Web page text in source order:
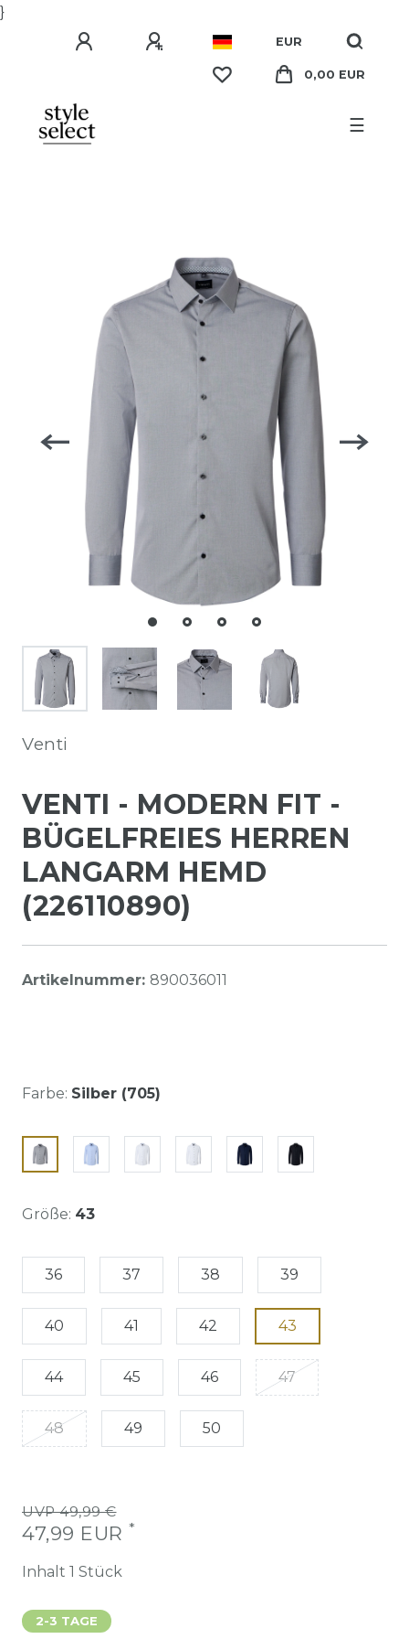
}
EUR
0,00 EUR
☰
Venti
VENTI - MODERN FIT -
BÜGELFREIES HERREN
LANGARM HEMD
(226110890)
Artikelnummer: 890036011
Farbe: Silber (705)
Größe: 43
36 37 38 39
40 41 42 43
44 45 46 47
48 49 50
UVP 49,99 €
47,99 EUR *
Inhalt 1 Stück
2-3 TAGE